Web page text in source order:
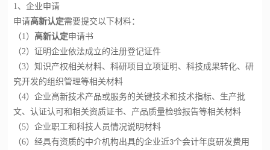
1、企业申请
申请高新认定需要提交以下材料：
（1） 高新认定申请书
（2）证明企业依法成立的注册登记证件
（3）知识产权相关材料、科研项目立项证明、科技成果转化、研
究开发的组织管理等相关材料
（4）企业高新技术产品或服务的关键技术和技术指标、生产批
文、认证认可和相关资质证书、产品质量检验报告等相关材料
（5）企业职工和科技人员情况说明材料
（6）经具有资质的中介机构出具的企业近3个会计年度研发费用